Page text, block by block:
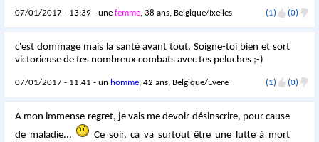
07/01/2017 - 13:39 - unefemme, 38 ans, Belgique/Ixelles (1) (0)
c'est dommage mais la santé avant tout. Soigne-toi bien et sort
victorieuse de tes nombreux combats avec tes peluches ;-)
07/01/2017 - 11:41 - un homme, 42 ans, Belgique/Evere (1) (0)
A mon immense regret, je vais me devoir désinscrire, pour cause
de maladie...
Ce soir, ca va surtout être une lutte à mort